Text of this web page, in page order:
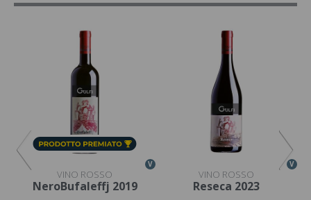
V
VINO ROSSO
NeroBufaleffj 2019
V
VINO ROSSO
Reseca 2023